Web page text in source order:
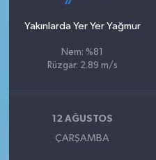
Yakınlarda Yer Yer Yağmur
Nem: %81
Rüzgar: 2.89 m/s
12 AĞUSTOS
ÇARŞAMBA